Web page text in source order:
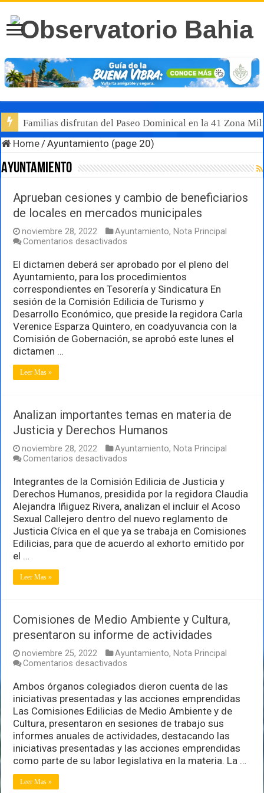
Familias disfrutan del Paseo Dominical en la 41 Zona
Luis Munguía destaca, junto al gobernador Pablo
Home /Ayuntamiento (page 20)
Ayuntamiento
Aprueban cesiones y cambio de beneficiarios
de locales en mercados municipales
noviembre 28, 2022 Ayuntamiento, Nota Principal
Comentarios desactivados
cesiones
y
cambio
de
beneficiarios
de
locales
en
mercados
El dictamen deberá ser aprobado por el pleno del
Ayuntamiento, para los procedimientos
correspondientes en Tesorería y Sindicatura En
sesión de la Comisión Edilicia de Turismo y
Desarrollo Económico, que preside la regidora Carla
Verenice Esparza Quintero, en coadyuvancia con la
Comisión de Gobernación, se aprobó este lunes el
dictamen …
Leer Mas »
Analizan importantes temas en materia de
Justicia y Derechos Humanos
noviembre 28, 2022 Ayuntamiento, Nota Principal
Comentarios desactivados
importantes
temas
en
materia
de
Justicia
Derechos
Integrantes de la Comisión Edilicia de Justicia y
Derechos Humanos, presidida por la regidora Claudia
Alejandra Iñiguez Rivera, analizan el incluir el Acoso
Sexual Callejero dentro del nuevo reglamento de
Justicia Cívica en el que ya se trabaja en Comisiones
Edilicias, para que de acuerdo al exhorto emitido por
el …
Leer Mas »
Comisiones de Medio Ambiente y Cultura,
presentaron su informe de actividades
noviembre 25, 2022 Ayuntamiento, Nota Principal
Comentarios desactivados
de
Medio
Ambiente
y
Cultura,
presentaron
informe
de
Ambos órganos colegiados dieron cuenta de las
iniciativas presentadas y las acciones emprendidas
Las Comisiones Edilicias de Medio Ambiente y de
Cultura, presentaron en sesiones de trabajo sus
informes anuales de actividades, destacando las
iniciativas presentadas y las acciones emprendidas
como parte de su labor legislativa en la materia. La …
Leer Mas »